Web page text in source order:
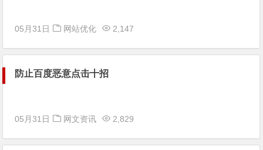
05月31日 网站优化 2,147
防止百度恶意点击十招
05月31日 网文资讯 2,829